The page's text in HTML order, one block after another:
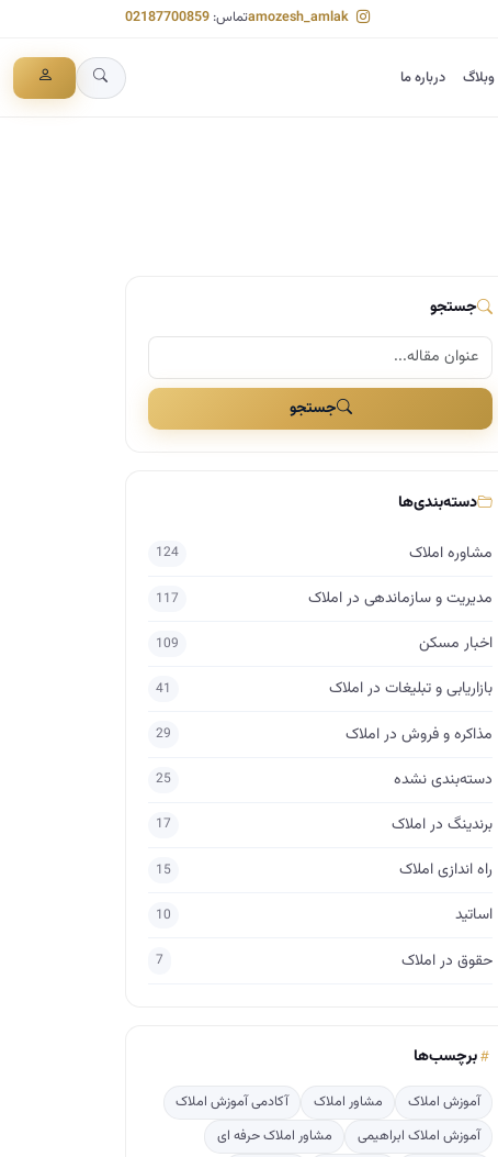
تماس: 02187700859
وبلاگ درباره ما
جستجو
جستجو
دسته‌بندی‌ها
مشاوره املاک 124
مدیریت و سازماندهی در املاک 117
اخبار مسکن 109
بازاریابی و تبلیغات در املاک 41
مذاکره و فروش در املاک 29
دسته‌بندی نشده 25
برندینگ در املاک 17
راه اندازی املاک 15
اساتید 10
حقوق در املاک 7
برچسب‌ها
آموزش املاک مشاور املاک
آکادمی آموزش املاک
آموزش املاک ابراهیمی
مشاور املاک حرفه ای